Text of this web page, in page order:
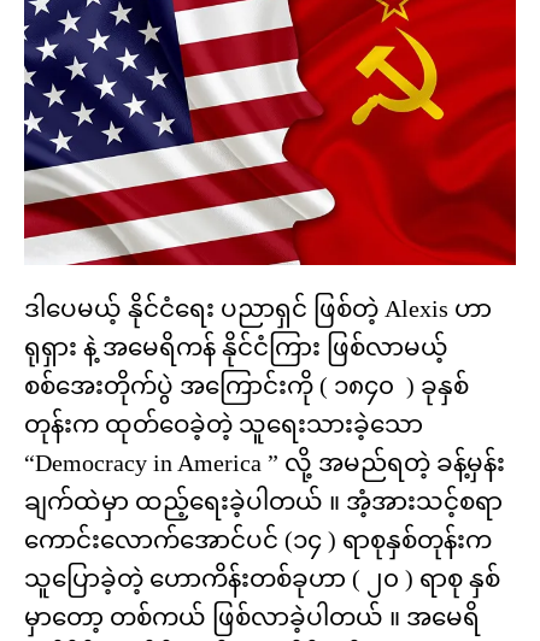
ဒါပေမယ့် နိုင်ငံရေး ပညာရှင် ဖြစ်တဲ့ Alexis ဟာ
ရုရှား နဲ့ အမေရိကန် နိုင်ငံကြား ဖြစ်လာမယ့်
စစ်အေးတိုက်ပွဲ အကြောင်းကို ( ၁၈၄၀ ) ခုနှစ်
တုန်းက ထုတ်ဝေခဲ့တဲ့ သူရေးသားခဲ့သော
“Democracy in America ” လို့ အမည်ရတဲ့ ခန့်မှန်း
ချက်ထဲမှာ ထည့်ရေးခဲ့ပါတယ် ။ အံ့အားသင့်စရာ
ကောင်းလောက်အောင်ပင် (၁၄ ) ရာစုနှစ်တုန်းက
သူပြောခဲ့တဲ့ ဟောကိန်းတစ်ခုဟာ ( ၂၀ ) ရာစု နှစ်
မှာတော့ တစ်ကယ် ဖြစ်လာခဲ့ပါတယ် ။ အမေရိ